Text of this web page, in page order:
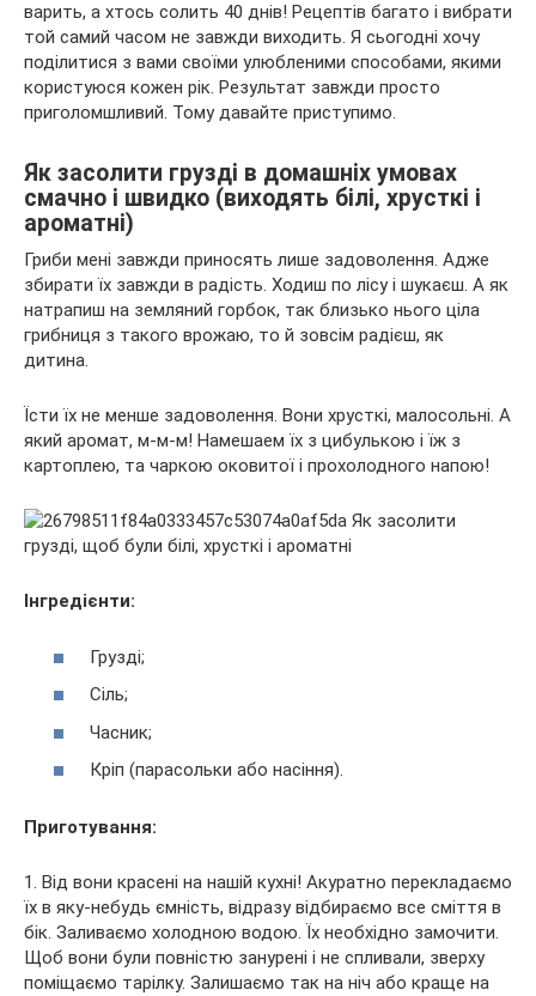
варить, а хтось солить 40 днів! Рецептів багато і вибрати
той самий часом не завжди виходить. Я сьогодні хочу
поділитися з вами своїми улюбленими способами, якими
користуюся кожен рік. Результат завжди просто
приголомшливий. Тому давайте приступимо.
Як засолити грузді в домашніх умовах
смачно і швидко (виходять білі, хрусткі і
ароматні)
Гриби мені завжди приносять лише задоволення. Адже
збирати їх завжди в радість. Ходиш по лісу і шукаєш. А як
натрапиш на земляний горбок, так близько нього ціла
грибниця з такого врожаю, то й зовсім радієш, як
дитина.
Їсти їх не менше задоволення. Вони хрусткі, малосольні. А
який аромат, м-м-м! Намешаем їх з цибулькою і їж з
картоплею, та чаркою оковитої і прохолодного напою!
Інгредієнти:
Грузді;
Сіль;
Часник;
Кріп (парасольки або насіння).
Приготування:
1. Від вони красені на нашій кухні! Акуратно перекладаємо
їх в яку-небудь ємність, відразу відбираємо все сміття в
бік. Заливаємо холодною водою. Їх необхідно замочити.
Щоб вони були повністю занурені і не спливали, зверху
поміщаємо тарілку. Залишаємо так на ніч або краще на